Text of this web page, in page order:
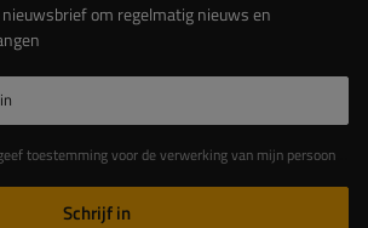
om regelmatig nieuws en
van mijn persoonlijke gegevens in het contactformulier in overeenstemming met de Verordening van het Europees Parlement en de Raad (EU)
Schrijf in